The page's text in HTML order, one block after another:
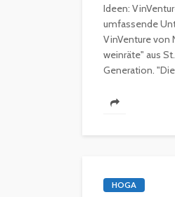
Ideen:
umfassende
VinVenture von
weinräte" aus
Generation.
HOGA